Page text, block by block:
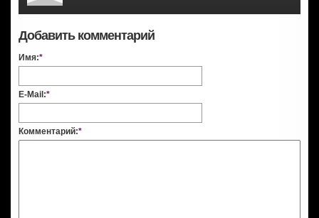
Добавить комментарий
Имя:*
E-Mail:*
Комментарий:*